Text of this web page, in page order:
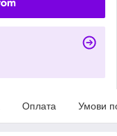
Оплата Умови